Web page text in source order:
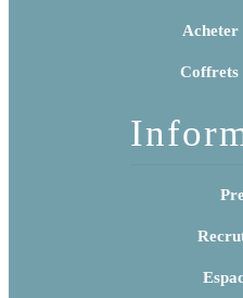
Acheter
Coffrets